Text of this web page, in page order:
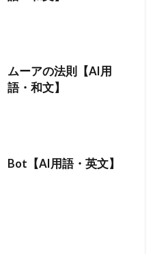
ムーアの法則【AI用
語・和文】
Bot【AI用語・英文】